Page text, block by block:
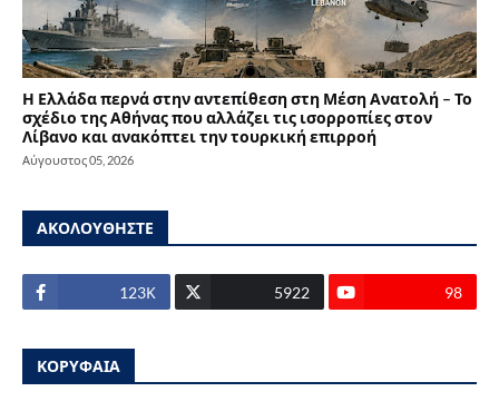
Η Ελλάδα περνά στην αντεπίθεση στη Μέση Ανατολή – Το
σχέδιο της Αθήνας που αλλάζει τις ισορροπίες στον
Λίβανο και ανακόπτει την τουρκική επιρροή
Αύγουστος 05, 2026
ΑΚΟΛΟΥΘΗΣΤΕ
123Κ 5922 98
ΚΟΡΥΦΑΙΑ